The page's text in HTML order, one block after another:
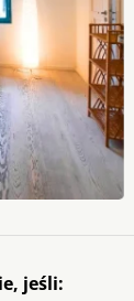
jeśli: